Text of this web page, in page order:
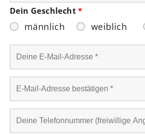
Dein Geschlecht*
männlich weiblich